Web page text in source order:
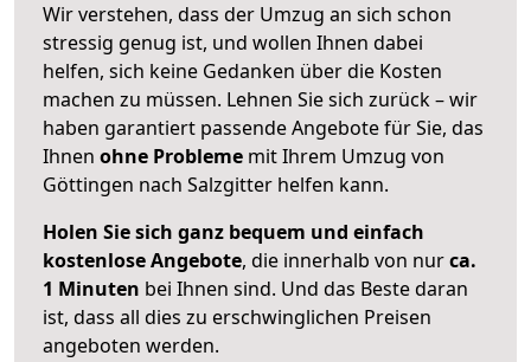
Wir verstehen, dass der Umzug an sich schon
stressig genug ist, und wollen Ihnen dabei
helfen, sich keine Gedanken über die Kosten
machen zu müssen. Lehnen Sie sich zurück – wir
haben garantiert passende Angebote für Sie, das
Ihnen ohne Probleme mit Ihrem Umzug von
Göttingen nach Salzgitter helfen kann.
Holen Sie sich ganz bequem und einfach
kostenlose Angebote, die innerhalb von nurca.
1 Minuten bei Ihnen sind. Und das Beste daran
ist, dass all dies zu erschwinglichen Preisen
angeboten werden.